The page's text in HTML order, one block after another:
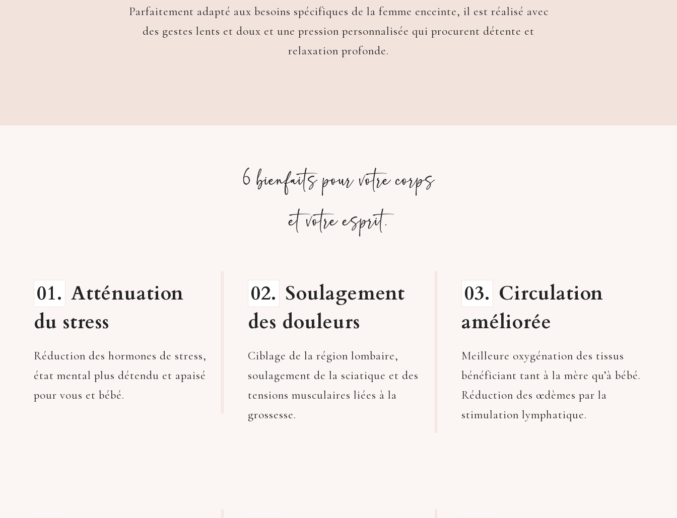
Parfaitement adapté aux besoins spécifiques de la femme enceinte, il est réalisé avec
des gestes lents et doux et une pression personnalisée qui procurent détente et
relaxation profonde.
6 bienfaits pour votre corps
et votre esprit.
01. Atténuation
du stress
Réduction des hormones de stress,
état mental plus détendu et apaisé
pour vous et bébé.
02. Soulagement
des douleurs
Ciblage de la région lombaire,
soulagement de la sciatique et des
tensions musculaires liées à la
grossesse.
03. Circulation
améliorée
Meilleure oxygénation des tissus
bénéficiant tant à la mère qu’à bébé.
Réduction des œdèmes par la
stimulation lymphatique.